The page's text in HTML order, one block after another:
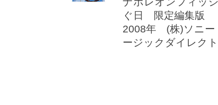
ぐ日 限定編集版
2008年 (株)ソニー
ージックダイレクト